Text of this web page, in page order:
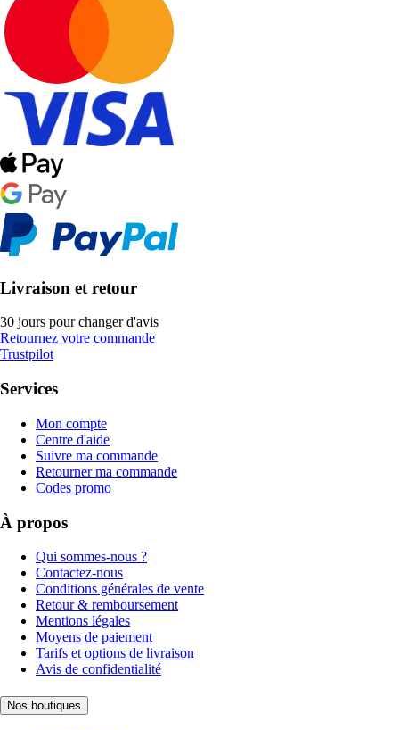
Livraison et retour
30 jours pour changer d'avis
Retournez votre commande
Trustpilot
Services
Mon compte
Centre d'aide
Suivre ma commande
Retourner ma commande
Codes promo
À propos
Qui sommes-nous ?
Contactez-nous
Conditions générales de vente
Retour & remboursement
Mentions légales
Moyens de paiement
Tarifs et options de livraison
Avis de confidentialité
Nos boutiques